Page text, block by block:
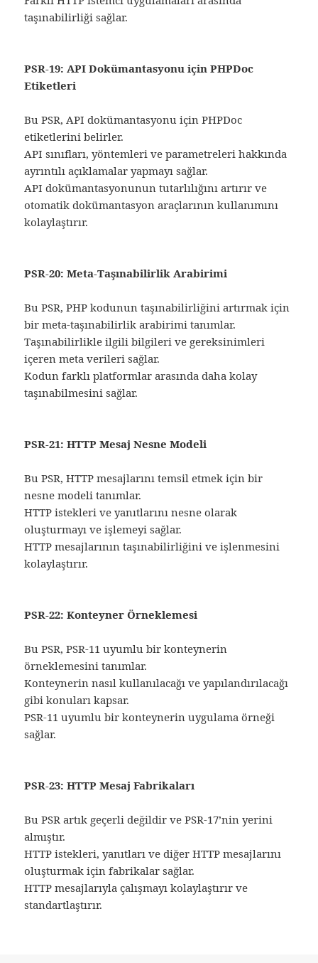
taşınabilirliği sağlar.
PSR-19: API Dokümantasyonu için PHPDoc
Etiketleri
Bu PSR, API dokümantasyonu için PHPDoc
etiketlerini belirler.
API sınıfları, yöntemleri ve parametreleri hakkında
ayrıntılı açıklamalar yapmayı sağlar.
API dokümantasyonunun tutarlılığını artırır ve
otomatik dokümantasyon araçlarının kullanımını
kolaylaştırır.
PSR-20: Meta-Taşınabilirlik Arabirimi
Bu PSR, PHP kodunun taşınabilirliğini artırmak için
bir meta-taşınabilirlik arabirimi tanımlar.
Taşınabilirlikle ilgili bilgileri ve gereksinimleri
içeren meta verileri sağlar.
Kodun farklı platformlar arasında daha kolay
taşınabilmesini sağlar.
PSR-21: HTTP Mesaj Nesne Modeli
Bu PSR, HTTP mesajlarını temsil etmek için bir
nesne modeli tanımlar.
HTTP istekleri ve yanıtlarını nesne olarak
oluşturmayı ve işlemeyi sağlar.
HTTP mesajlarının taşınabilirliğini ve işlenmesini
kolaylaştırır.
PSR-22: Konteyner Örneklemesi
Bu PSR, PSR-11 uyumlu bir konteynerin
örneklemesini tanımlar.
Konteynerin nasıl kullanılacağı ve yapılandırılacağı
gibi konuları kapsar.
PSR-11 uyumlu bir konteynerin uygulama örneği
sağlar.
PSR-23: HTTP Mesaj Fabrikaları
Bu PSR artık geçerli değildir ve PSR-17’nin yerini
almıştır.
HTTP istekleri, yanıtları ve diğer HTTP mesajlarını
oluşturmak için fabrikalar sağlar.
HTTP mesajlarıyla çalışmayı kolaylaştırır ve
standartlaştırır.